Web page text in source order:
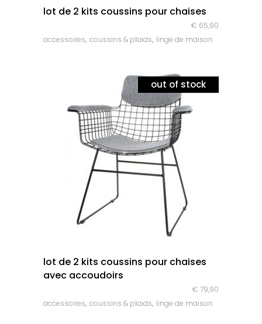
lot de 2 kits coussins pour chaises
€ 65,90
accessoires, coussins & plaids, linge de maison
out of stock
lot de 2 kits coussins pour chaises
avec accoudoirs
€ 79,90
accessoires, coussins & plaids, linge de maison